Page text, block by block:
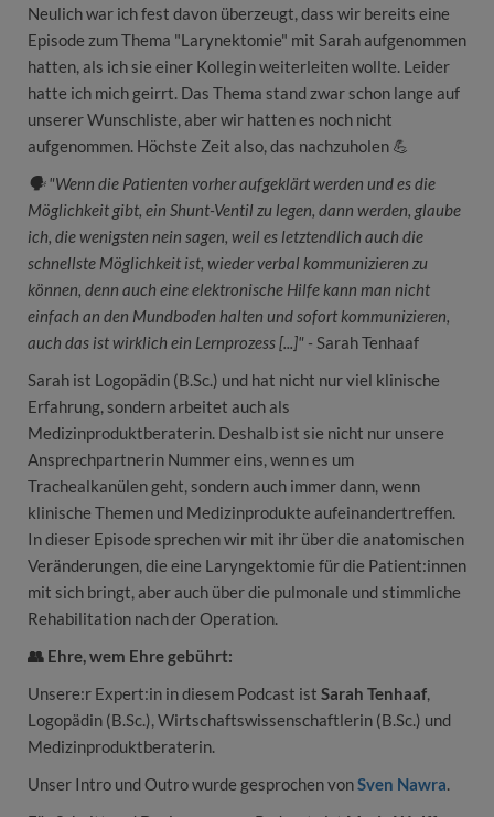
Neulich war ich fest davon überzeugt, dass wir bereits eine
Episode zum Thema "Larynektomie" mit Sarah aufgenommen
hatten, als ich sie einer Kollegin weiterleiten wollte. Leider
hatte ich mich geirrt. Das Thema stand zwar schon lange auf
unserer Wunschliste, aber wir hatten es noch nicht
aufgenommen. Höchste Zeit also, das nachzuholen 💪
🗣 "Wenn die Patienten vorher aufgeklärt werden und es die
Möglichkeit gibt, ein Shunt-Ventil zu legen, dann werden, glaube
ich, die wenigsten nein sagen, weil es letztendlich auch die
schnellste Möglichkeit ist, wieder verbal kommunizieren zu
können, denn auch eine elektronische Hilfe kann man nicht
einfach an den Mundboden halten und sofort kommunizieren,
auch das ist wirklich ein Lernprozess [...]" - Sarah Tenhaaf
Sarah ist Logopädin (B.Sc.) und hat nicht nur viel klinische
Erfahrung, sondern arbeitet auch als
Medizinproduktberaterin. Deshalb ist sie nicht nur unsere
Ansprechpartnerin Nummer eins, wenn es um
Trachealkanülen geht, sondern auch immer dann, wenn
klinische Themen und Medizinprodukte aufeinandertreffen.
In dieser Episode sprechen wir mit ihr über die anatomischen
Veränderungen, die eine Laryngektomie für die Patient:innen
mit sich bringt, aber auch über die pulmonale und stimmliche
Rehabilitation nach der Operation.
👥 Ehre, wem Ehre gebührt:
Unsere:r Expert:in in diesem Podcast ist Sarah Tenhaaf,
Logopädin (B.Sc.), Wirtschaftswissenschaftlerin (B.Sc.) und
Medizinproduktberaterin.
Unser Intro und Outro wurde gesprochen vonSven Nawra.